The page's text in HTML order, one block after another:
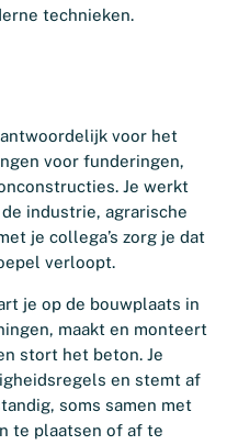
technieken.
voor het
voor funderingen,
Je werkt
industrie, agrarische
je collega’s zorg je dat
verloopt.
je op de bouwplaats in
maakt en monteert
stort het beton. Je
en stemt af
soms samen met
te plaatsen of af te